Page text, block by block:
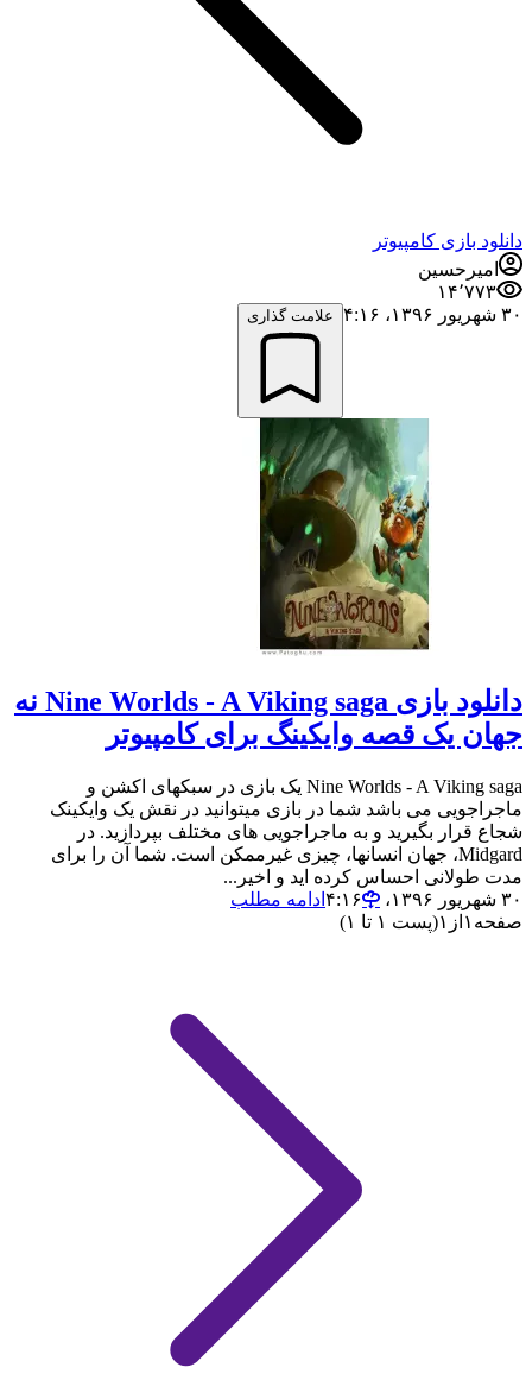
دانلود بازی کامپیوتر
امیرحسین
۱۴٬۷۷۳
۳۰ شهریور ۱۳۹۶،‏ ۴:۱۶
علامت گذاری
دانلود بازی Nine Worlds - A Viking saga نه
جهان یک قصه وایکینگ برای کامپیوتر
Nine Worlds - A Viking saga یک بازی در سبکهای اکشن و
ماجراجویی می باشد شما در بازی میتوانید در نقش یک وایکینک
شجاع قرار بگیرید و به ماجراجویی های مختلف بپردازید. در
Midgard، جهان انسانها، چیزی غیرممکن است. شما آن را برای
مدت طولانی احساس کرده اید و اخیر...
۳۰ شهریور ۱۳۹۶،‏ ۴:۱۶
ادامه مطلب
صفحه ۱ از ۱(پست ۱ تا ۱)